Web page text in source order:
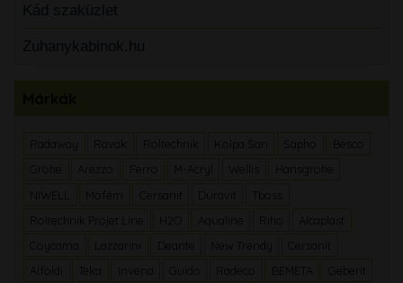
Kád szaküzlet
Zuhanykabinok.hu
Roltechnik Kolpa San
Besco
Grohe
Arezzo Ferro M-Acryl Wellis
Hansgrohe
Mofém Cersanit Duravit
Tboss
Roltechnik Projet Line
H2O Aqualine
Alcaplast
Deante New Trendy
Cersanit
Alföldi
Teka Invena Radeco BEMETA
Geberit